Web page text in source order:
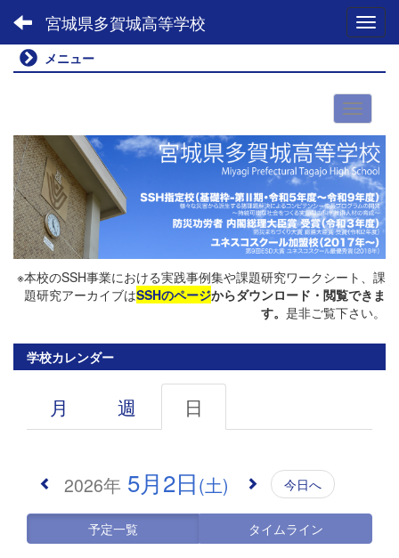
宮城県多賀城高等学校
メニュー
※本校のSSH事業における実践事例集や課題研究ワークシート、課
題研究アーカイブはSSHのページからダウンロード・閲覧できま
す。 是非ご覧下さい。
学校カレンダー
月 週 日
2026年 5月2日(土) 今日へ
予定一覧 タイムライン